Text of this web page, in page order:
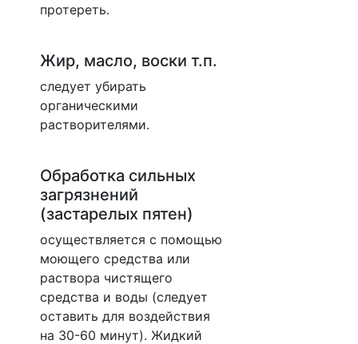
протереть.
Жир, масло, воски т.п.
следует убирать
органическими
растворителями.
Обработка сильных
загрязнений
(застарелых пятен)
осуществляется с помощью
моющего средства или
раствора чистящего
средства и воды (следует
оставить для воздействия
на 30-60 минут). Жидкий